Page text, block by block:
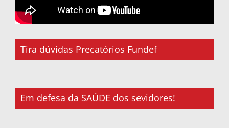
Tira dúvidas Precatórios Fundef
Em defesa da SAÚDE dos sevidores!